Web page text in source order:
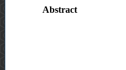
Abstract